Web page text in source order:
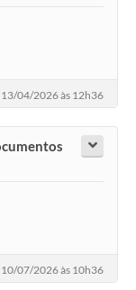
04/2026 às 12h36
07/2026 às 10h36